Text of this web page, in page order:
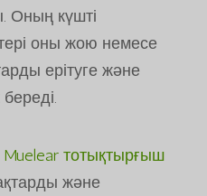
Оның күшті
оны жою немесе
ерітуге және
Muelear тотықтырғыш
және